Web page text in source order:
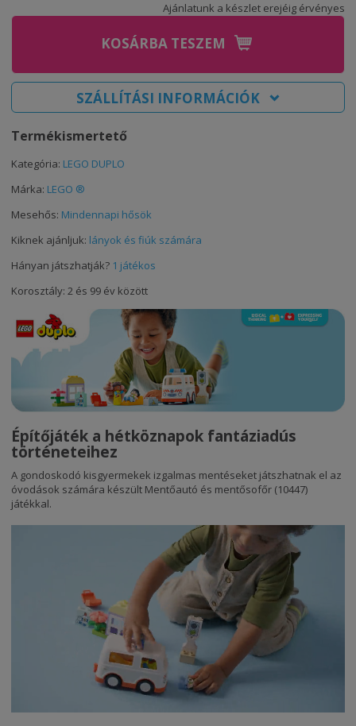
Ajánlatunk a készlet erejéig érvényes
KOSÁRBA TESZEM
SZÁLLÍTÁSI INFORMÁCIÓK
Termékismertető
Kategória: LEGO DUPLO
Márka: LEGO ®
Mesehős: Mindennapi hősök
Kiknek ajánljuk: lányok és fiúk számára
Hányan játszhatják? 1 játékos
Korosztály: 2 és 99 év között
Építőjáték a hétköznapok fantáziadús
történeteihez
A gondoskodó kisgyermekek izgalmas mentéseket játszhatnak el az
óvodások számára készült Mentőautó és mentősofőr (10447)
játékkal.